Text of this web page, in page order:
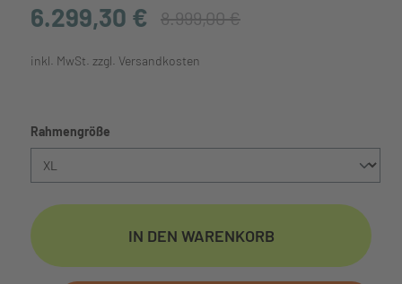
6.299,30 € 8.999,00 €
inkl. MwSt. zzgl. Versandkosten
Rahmengröße
IN DEN WARENKORB